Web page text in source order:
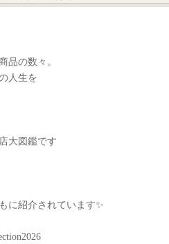
品の数々。
人生を
大図鑑です
に紹介されています✨